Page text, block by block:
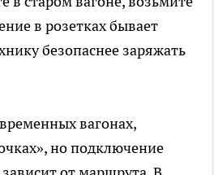
в розетках бывает
безопаснее заряжать
вагонах,
но подключение